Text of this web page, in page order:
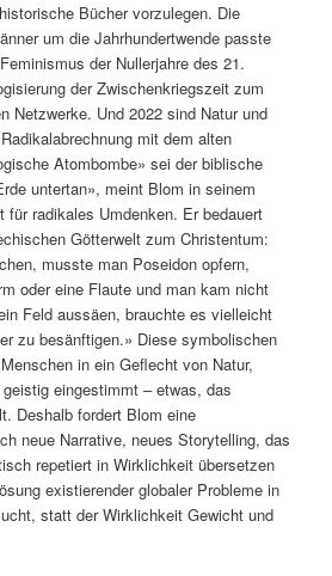
Bücher vorzulegen. Die
um die Jahrhundertwende passte
der Nullerjahre des 21.
der Zwischenkriegszeit zum
Netzwerke. Und 2022 sind Natur und
mit dem alten
Atombombe» sei der biblische
untertan», meint Blom in seinem
für radikales Umdenken. Er bedauert
Götterwelt zum Christentum:
musste man Poseidon opfern,
oder eine Flaute und man kam nicht
Feld aussäen, brauchte es vielleicht
zu besänftigen.» Diese symbolischen
in ein Geflecht von Natur,
eingestimmt – etwas, das
Deshalb fordert Blom eine
neue Narrative, neues Storytelling, das
repetiert in Wirklichkeit übersetzen
existierender globaler Probleme in
statt der Wirklichkeit Gewicht und